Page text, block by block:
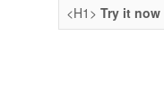
<H1> Try it now